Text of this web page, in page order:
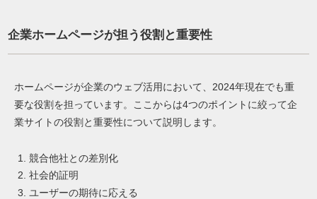
企業ホームページが担う役割と重要性
ホームページが企業のウェブ活用において、2024年現在でも重
要な役割を担っています。ここからは4つのポイントに絞って企
業サイトの役割と重要性について説明します。
競合他社との差別化
社会的証明
ユーザーの期待に応える